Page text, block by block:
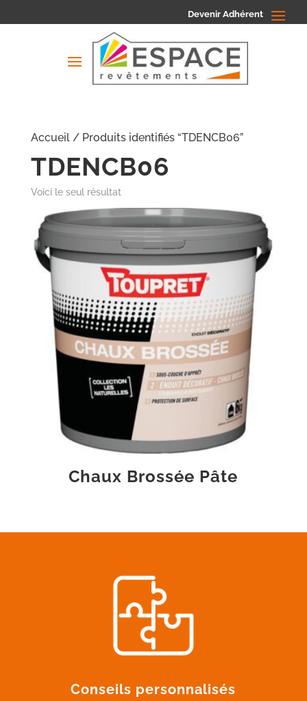
Devenir Adhérent
Accueil/ Produits identifiés “TDENCB06”
TDENCB06
Voici le seul résultat
Chaux Brossée Pâte
Conseils personnalisés